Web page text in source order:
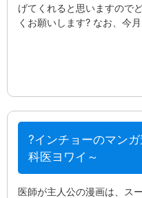
げてくれると思いますので
くお願いします? なお、今
?インチョーのマン
科医ヨワイ～
医師が主人公の漫画は、ス